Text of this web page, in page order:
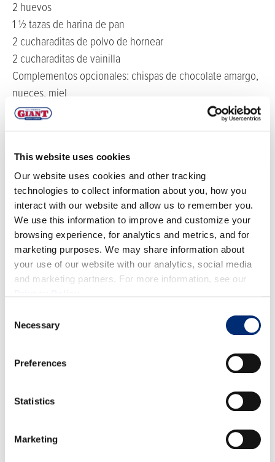
This website uses cookies
Our website uses cookies and other tracking
technologies to collect information about you, how you
interact with our website and allow us to remember you.
We use this information to improve and customize your
browsing experience, for analytics and metrics, and for
marketing purposes. We may share information about
your use of our website with our analytics, social media
and marketing partners. For more information, see our
Selection
Necessary
Preferences
Statistics
Marketing
2 huevos
1 ½ tazas de harina de pan
2 cucharaditas de polvo de hornear
2 cucharaditas de vainilla
Complementos opcionales: chispas de chocolate amargo,
nueces, miel
DIRECCIONES
Precalentar el horno a 350 grados. Cubra el molde
para pan con spray antiadherente.
Combine el puré de plátanos, el queso ricotta, los
huevos y la vainilla en un tazón. Agregue la harina
de pan y el polvo de hornear. Dobla los arándanos (y
cualquier otro complemento).
Vierta la mezcla en el molde para pan. Hornee
durante 40-50 minutos o hasta que al insertar un
RECETAS RELACIONADAS